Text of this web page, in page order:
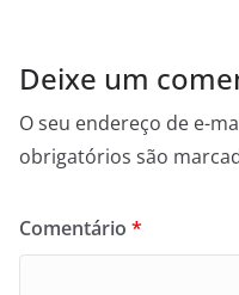
Deixe um
O seu endereço de e-
obrigatórios são
Comentário *